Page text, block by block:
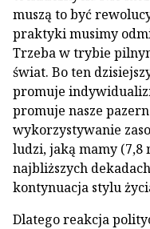
muszą to być
praktyki musimy
Trzeba w trybie
świat. Bo ten
promuje
promuje nasze
wykorzystywanie
ludzi, jaką mamy (7,8
najbliższych
kontynuacja stylu
Dlatego reakcja